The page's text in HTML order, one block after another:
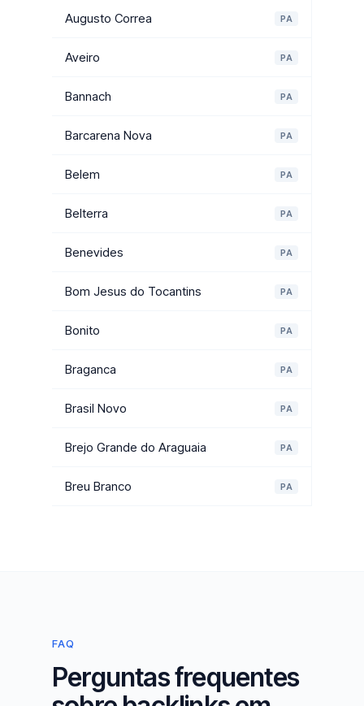
Augusto Correa PA
Aveiro PA
Bannach PA
Barcarena Nova PA
Belem PA
Belterra PA
Benevides PA
Bom Jesus do Tocantins PA
Bonito PA
Braganca PA
Brasil Novo PA
Brejo Grande do Araguaia PA
Breu Branco PA
FAQ
Perguntas frequentes